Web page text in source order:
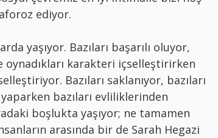
ediyor.
yaşıyor. Bazıları başarılı oluyor,
oynadıkları karakteri içselleştirirken
Bazıları saklanıyor, bazıları
bazıları evliliklerinden
boşlukta yaşıyor; ne tamamen
arasında bir de Sarah Hegazi